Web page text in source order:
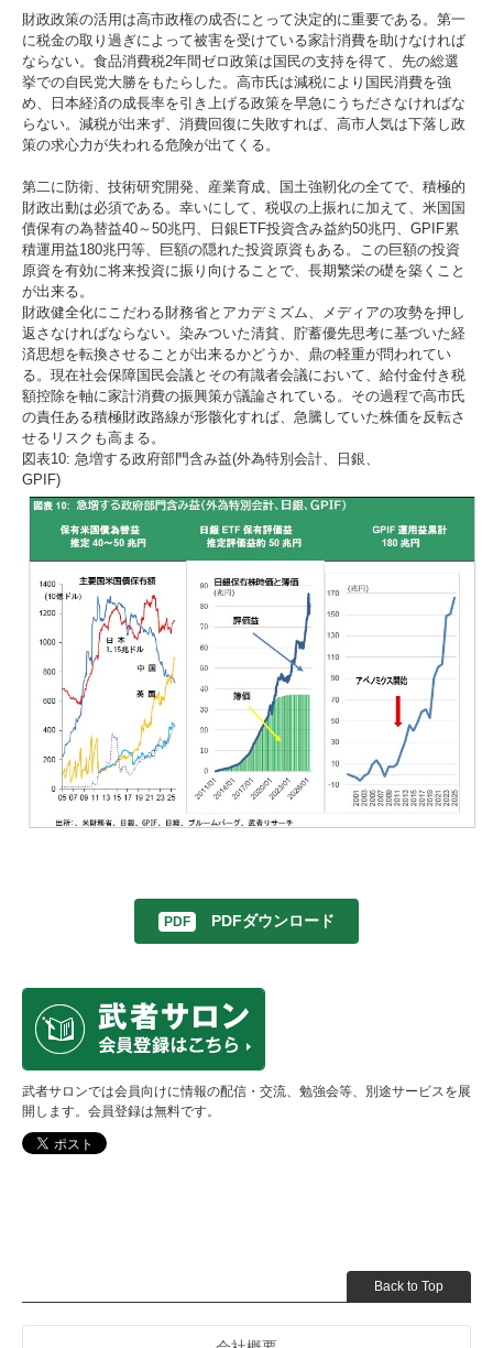
財政政策の活用は高市政権の成否にとって決定的に重要である。第一
に税金の取り過ぎによって被害を受けている家計消費を助けなければ
ならない。食品消費税2年間ゼロ政策は国民の支持を得て、先の総選
挙での自民党大勝をもたらした。高市氏は減税により国民消費を強
め、日本経済の成長率を引き上げる政策を早急にうちださなければな
らない。減税が出来ず、消費回復に失敗すれば、高市人気は下落し政
策の求心力が失われる危険が出てくる。
第二に防衛、技術研究開発、産業育成、国土強靭化の全てで、積極的
財政出動は必須である。幸いにして、税収の上振れに加えて、米国国
債保有の為替益40～50兆円、日銀ETF投資含み益約50兆円、GPIF累
積運用益180兆円等、巨額の隠れた投資原資もある。この巨額の投資
原資を有効に将来投資に振り向けることで、長期繁栄の礎を築くこと
が出来る。
財政健全化にこだわる財務省とアカデミズム、メディアの攻勢を押し
返さなければならない。染みついた清貧、貯蓄優先思考に基づいた経
済思想を転換させることが出来るかどうか、鼎の軽重が問われてい
る。現在社会保障国民会議とその有識者会議において、給付金付き税
額控除を軸に家計消費の振興策が議論されている。その過程で高市氏
の責任ある積極財政路線が形骸化すれば、急騰していた株価を反転さ
せるリスクも高まる。
図表10: 急増する政府部門含み益(外為特別会計、日銀、
GPIF)
PDFダウンロード
武者サロンでは会員向けに情報の配信・交流、勉強会等、別途サービスを展
開します。会員登録は無料です。
Back to Top